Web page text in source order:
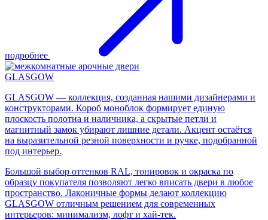
подробнее
GLASGOW
GLASGOW — коллекция, созданная нашими дизайнерами и
конструкторами. Короб моноблок формирует единую
плоскость полотна и наличника, а скрытые петли и
магнитный замок убирают лишние детали. Акцент остаётся
на выразительной резной поверхности и ручке, подобранной
под интерьер.
Большой выбор оттенков RAL, тонировок и окраска по
образцу покупателя позволяют легко вписать двери в любое
пространство. Лаконичные формы делают коллекцию
GLASGOW отличным решением для современных
интерьеров: минимализм, лофт и хай-тек.